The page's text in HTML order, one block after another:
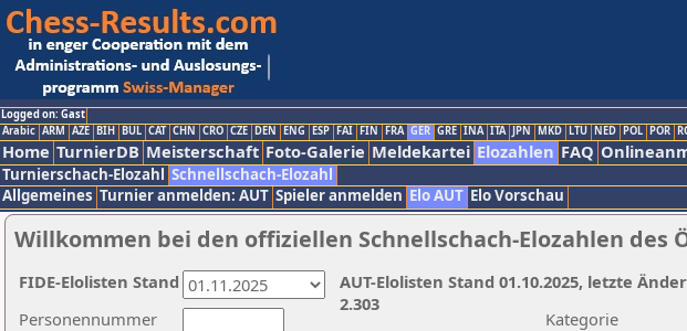
Logged on: Gast
Arabic ARM AZE BIH BUL CAT CHN CRO CZE DEN ENG ESP FAI FIN FRA GER GRE INA ITA JPN MKD LTU NED POL POR
Home TurnierDB Meisterschaft Foto-Galerie Meldekartei Elozahlen FAQ
Turnierschach-Elozahl Schnellschach-Elozahl
Allgemeines Turnier anmelden: AUT Spieler anmelden Elo AUT Elo Vorschau
Willkommen bei den offiziellen Schnellschach-Elozahlen des
Kategorie
Personennummer
AUT-Elolisten Stand 01.10.2025, letzte
2.303
FIDE-Elolisten Stand